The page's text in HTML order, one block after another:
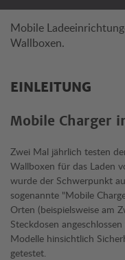
Mobile
Wallboxen.
EINLEITUNG
Mobile Charger
Zwei Mal jährlich testen
Wallboxen für das Laden
wurde der Schwerpunkt
sogenannte "Mobile
Orten (beispielsweise am
Steckdosen
Modelle hinsichtlich
getestet.